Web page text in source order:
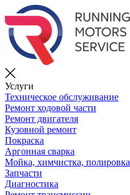
Услуги
Техническое обслуживание
Ремонт ходовой части
Ремонт двигателя
Кузовной ремонт
Покраска
Аргонная сварка
Мойка, химчистка, полировка
Запчасти
Диагностика